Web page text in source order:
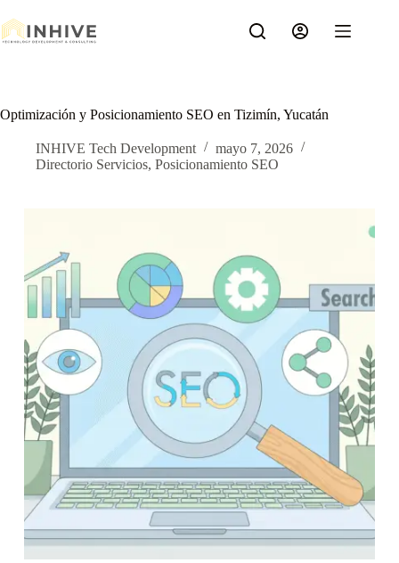
al
contenido
Optimización y Posicionamiento SEO en Tizimín, Yucatán
INHIVE Tech Development
mayo 7, 2026
Directorio Servicios, Posicionamiento SEO